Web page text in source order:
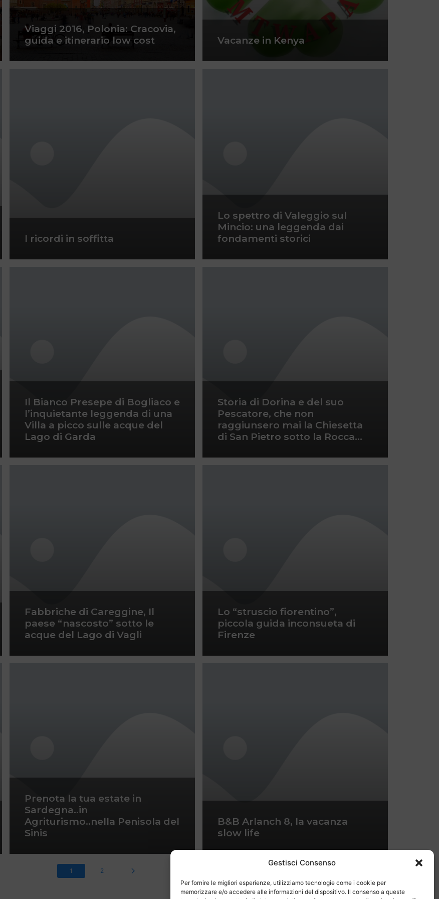
Gestisci Consenso
Per fornire le migliori esperienze, utilizziamo tecnologie come i cookie per
memorizzare e/o accedere alle informazioni del dispositivo. Il consenso a queste
Viaggi 2016, Polonia: Cracovia,
guida e itinerario low cost
Vacanze in Kenya
I ricordi in soffitta
Lo spettro di Valeggio sul
Mincio: una leggenda dai
fondamenti storici
Il Bianco Presepe di Bogliaco e
l’inquietante leggenda di una
Villa a picco sulle acque del
Lago di Garda
Storia di Dorina e del suo
Pescatore, che non
raggiunsero mai la Chiesetta
di San Pietro sotto la Rocca…
Fabbriche di Careggine, Il
paese “nascosto” sotto le
acque del Lago di Vagli
Lo “struscio fiorentino”,
piccola guida inconsueta di
Firenze
Prenota la tua estate in
Sardegna..in
Agriturismo..nella Penisola del
Sinis
B&B Arlanch 8, la vacanza
slow life
1 2